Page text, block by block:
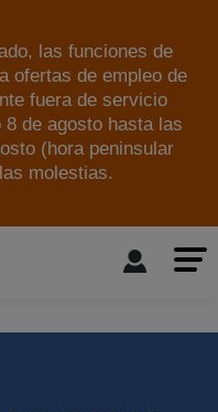
las funciones de
ofertas de empleo de
fuera de servicio
de agosto hasta las
(hora peninsular
molestias.